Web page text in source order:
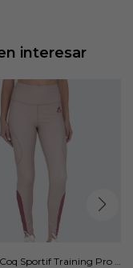
interesar
Sportif Training Pro -